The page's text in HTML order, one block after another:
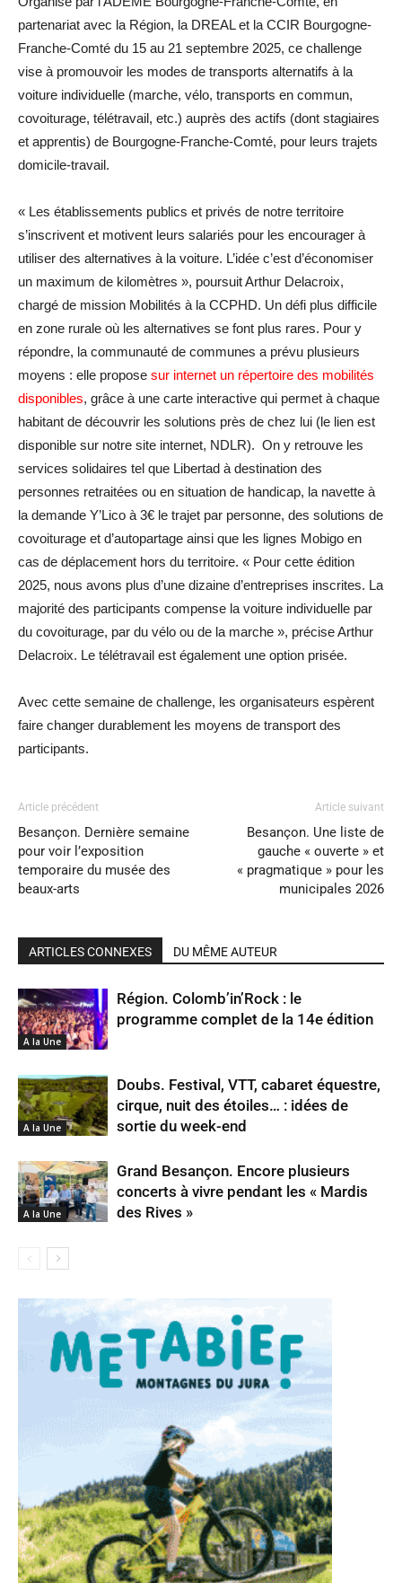
partenariat avec la Région, la DREAL et la CCIR Bourgogne-
Franche-Comté du 15 au 21 septembre 2025, ce challenge
vise à promouvoir les modes de transports alternatifs à la
voiture individuelle (marche, vélo, transports en commun,
covoiturage, télétravail, etc.) auprès des actifs (dont stagiaires
et apprentis) de Bourgogne-Franche-Comté, pour leurs trajets
domicile-travail.
« Les établissements publics et privés de notre territoire
s’inscrivent et motivent leurs salariés pour les encourager à
utiliser des alternatives à la voiture. L’idée c’est d’économiser
un maximum de kilomètres », poursuit Arthur Delacroix,
chargé de mission Mobilités à la CCPHD. Un défi plus difficile
en zone rurale où les alternatives se font plus rares. Pour y
répondre, la communauté de communes a prévu plusieurs
moyens : elle propose sur internet un répertoire des mobilités
disponibles, grâce à une carte interactive qui permet à chaque
habitant de découvrir les solutions près de chez lui (le lien est
disponible sur notre site internet, NDLR). On y retrouve les
services solidaires tel que Libertad à destination des
personnes retraitées ou en situation de handicap, la navette à
la demande Y’Lico à 3€ le trajet par personne, des solutions de
covoiturage et d’autopartage ainsi que les lignes Mobigo en
cas de déplacement hors du territoire. « Pour cette édition
2025, nous avons plus d’une dizaine d’entreprises inscrites. La
majorité des participants compense la voiture individuelle par
du covoiturage, par du vélo ou de la marche », précise Arthur
Delacroix. Le télétravail est également une option prisée.
Avec cette semaine de challenge, les organisateurs espèrent
faire changer durablement les moyens de transport des
participants.
Article précédent
Besançon. Dernière semaine
pour voir l’exposition
temporaire du musée des
beaux-arts
Article suivant
Besançon. Une liste de
gauche « ouverte » et
« pragmatique » pour les
municipales 2026
ARTICLES CONNEXES DU MÊME AUTEUR
A la Une
Région. Colomb’in’Rock : le
programme complet de la 14e édition
A la Une
Doubs. Festival, VTT, cabaret équestre,
cirque, nuit des étoiles… : idées de
sortie du week-end
A la Une
Grand Besançon. Encore plusieurs
concerts à vivre pendant les « Mardis
des Rives »